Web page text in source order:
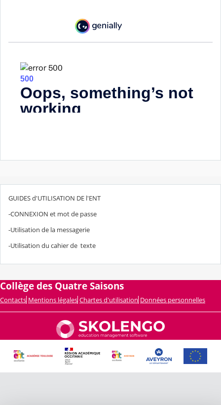
GUIDES d'UTILISATION DE l'ENT
-CONNEXION et mot de passe
-Utilisation de la messagerie
-Utilisation du cahier de texte
Collège des Quatre Saisons
Contacts Mentions légales Chartes d'utilisation Données personnelles